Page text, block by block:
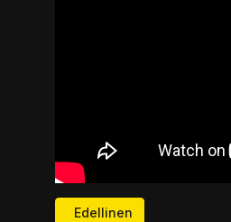
Edellinen artikkeli:
Edellinen